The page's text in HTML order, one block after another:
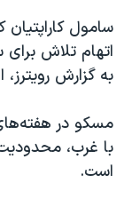
قانون شفافیت
اعتراضات مردمی
اسرائیل در جنگ
نرگس محمدی
همایش
سامول
اتهام تلاش
به گزارش
مسکو در
با غرب،
است.